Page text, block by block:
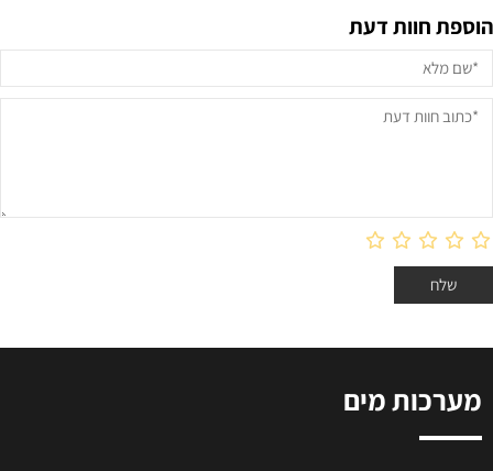
הוספת חוות דעת
מערכות מים